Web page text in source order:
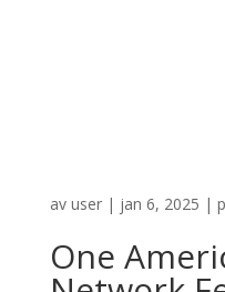
av user| jan 6, 2025 |
One